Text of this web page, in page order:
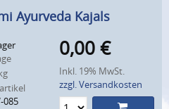
Ayurveda Kajals
085
0,00 €
Inkl. 19% MwSt.
zzgl. Versandkosten